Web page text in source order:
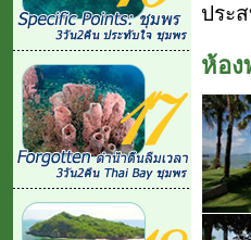
ประ
ห้อง